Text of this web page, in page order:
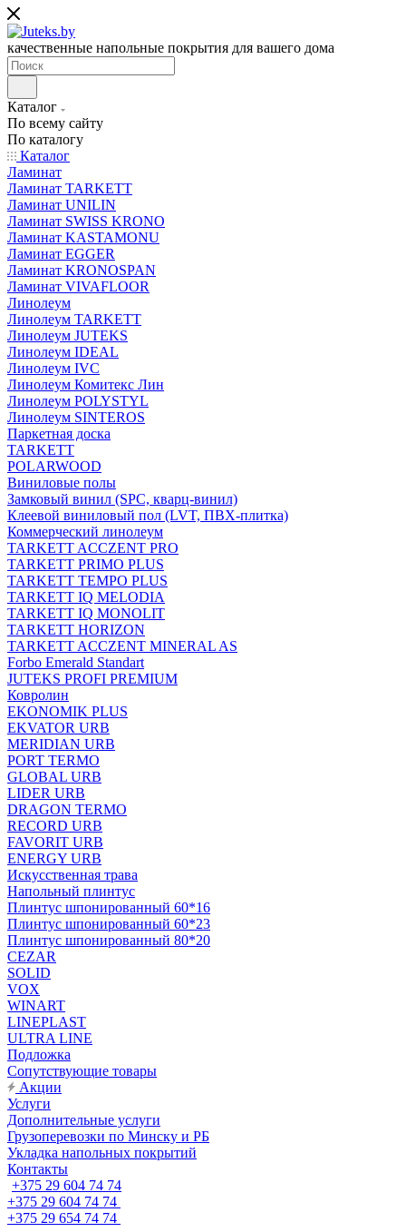
качественные напольные покрытия для вашего дома
Каталог
По всему сайту
По каталогу
Каталог
Ламинат
Ламинат TARKETT
Ламинат UNILIN
Ламинат SWISS KRONO
Ламинат KASTAMONU
Ламинат EGGER
Ламинат KRONOSPAN
Ламинат VIVAFLOOR
Линолеум
Линолеум TARKETT
Линолеум JUTEKS
Линолеум IDEAL
Линолеум IVC
Линолеум Комитекс Лин
Линолеум POLYSTYL
Линолеум SINTEROS
Паркетная доска
TARKETT
POLARWOOD
Виниловые полы
Замковый винил (SPC, кварц-винил)
Клеевой виниловый пол (LVT, ПВХ-плитка)
Коммерческий линолеум
TARKETT ACCZENT PRO
TARKETT PRIMO PLUS
TARKETT TEMPO PLUS
TARKETT IQ MELODIA
TARKETT IQ MONOLIT
TARKETT HORIZON
TARKETT ACCZENT MINERAL AS
Forbo Emerald Standart
JUTEKS PROFI PREMIUM
Ковролин
EKONOMIK PLUS
EKVATOR URB
MERIDIAN URB
PORT TERMO
GLOBAL URB
LIDER URB
DRAGON TERMO
RECORD URB
FAVORIT URB
ENERGY URB
Искусственная трава
Напольный плинтус
Плинтус шпонированный 60*16
Плинтус шпонированный 60*23
Плинтус шпонированный 80*20
CEZAR
SOLID
VOX
WINART
LINEPLAST
ULTRA LINE
Подложка
Сопутствующие товары
Акции
Услуги
Дополнительные услуги
Грузоперевозки по Минску и РБ
Укладка напольных покрытий
Контакты
+375 29 604 74 74
+375 29 604 74 74
+375 29 654 74 74